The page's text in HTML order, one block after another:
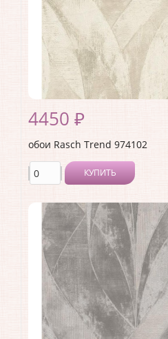
4450 ₽
обои Rasch Trend 974102
КУПИТЬ
Производитель:Rasch
Коллекция:Trend
Длина рулона:10.05 .
Ширина рулона:1.06 .
Материал покрытия:Виниловое
Страна:Германия
Материал основы: Флизелин
Раппорт:<>